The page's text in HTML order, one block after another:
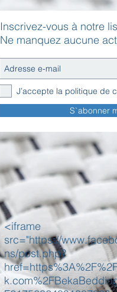
Inscrivez-vous à notre
Ne manquez aucune
J’accepte la politique de
S`abonner
<iframe
src="https://
ns/post.php?